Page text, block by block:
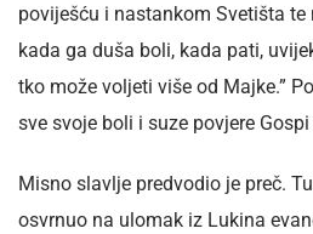
poviješću i nastankom Svetišta te
kada ga duša boli, kada pati,
tko može voljeti više od Majke.”
sve svoje boli i suze povjere
Misno slavlje predvodio je preč.
osvrnuo na ulomak iz Lukina